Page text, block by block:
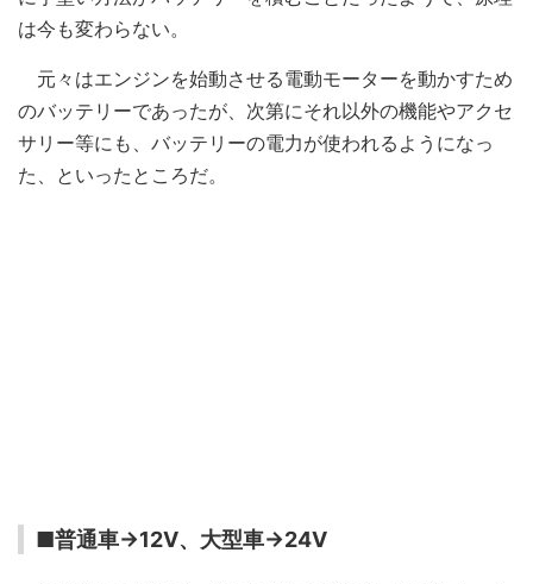
は今も変わらない。
元々はエンジンを始動させる電動モーターを動かすため
のバッテリーであったが、次第にそれ以外の機能やアクセ
サリー等にも、バッテリーの電力が使われるようになっ
た、といったところだ。
■普通車→12V、大型車→24V